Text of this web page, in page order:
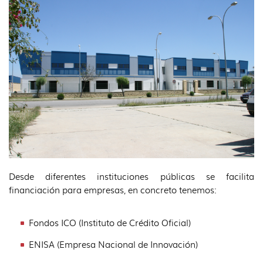
Desde diferentes instituciones públicas se facilita
financiación para empresas, en concreto tenemos:
Fondos ICO (Instituto de Crédito Oficial)
ENISA (Empresa Nacional de Innovación)